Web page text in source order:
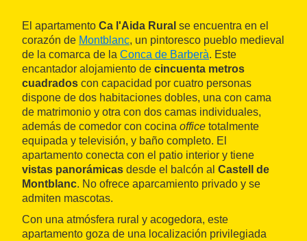
El apartamento Ca l'Aida Rural se encuentra en el
corazón de Montblanc, un pintoresco pueblo medieval
de la comarca de la Conca de Barberà. Este
encantador alojamiento de cincuenta metros
cuadrados con capacidad por cuatro personas
dispone de dos habitaciones dobles, una con cama
de matrimonio y otra con dos camas individuales,
además de comedor con cocina office totalmente
equipada y televisión, y baño completo. El
apartamento conecta con el patio interior y tiene
vistas panorámicas desde el balcón al Castell de
Montblanc. No ofrece aparcamiento privado y se
admiten mascotas.
Con una atmósfera rural y acogedora, este
apartamento goza de una localización privilegiada